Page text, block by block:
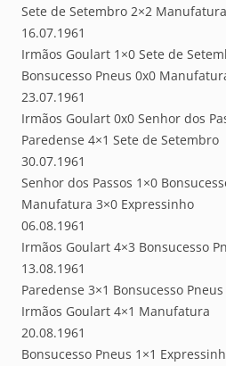
Sete de Setembro 2×2 Manufatura
16.07.1961
Irmãos Goulart 1×0 Sete de
Bonsucesso Pneus 0x0
23.07.1961
Irmãos Goulart 0x0 Senhor dos
Paredense 4×1 Sete de Setembro
30.07.1961
Senhor dos Passos 1×0
Manufatura 3×0 Expressinho
06.08.1961
Irmãos Goulart 4×3 Bonsucesso
13.08.1961
Paredense 3×1 Bonsucesso Pneus
Irmãos Goulart 4×1 Manufatura
20.08.1961
Bonsucesso Pneus 1×1